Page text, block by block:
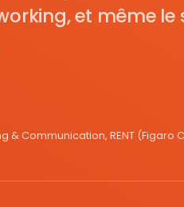
et même le
& Communication, RENT (Figaro